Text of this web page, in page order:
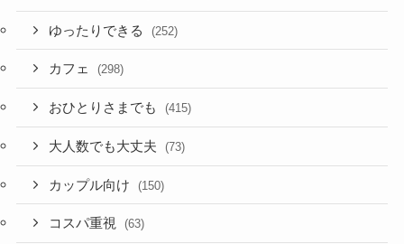
ゆったりできる (252)
カフェ (298)
おひとりさまでも (415)
大人数でも大丈夫 (73)
カップル向け (150)
コスパ重視 (63)